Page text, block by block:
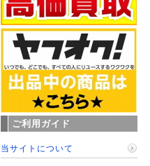
ご利用ガイド
当サイトについて